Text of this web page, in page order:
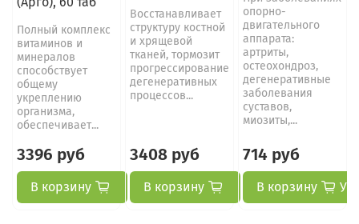
Полный комплекс
витаминов и
минералов
способствует
общему
укреплению
организма,
обеспечивает...
3396 руб
В корзину
Восстанавливает
структуру костной
и хрящевой
тканей, тормозит
прогрессирование
дегенеративных
процессов...
3408 руб
В корзину
опорно-
двигательного
аппарата:
артриты,
остеохондроз,
дегенеративные
заболевания
суставов,
миозиты,...
714 руб
В корзину